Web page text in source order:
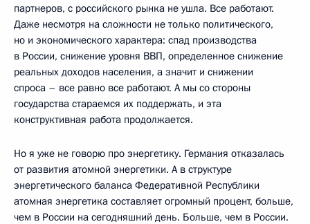
партнеров, с российского рынка не ушла. Все работают.
Даже несмотря на сложности не только политического,
но и экономического характера: спад производства
в России, снижение уровня ВВП, определенное снижение
реальных доходов населения, а значит и снижении
спроса – все равно все работают. А мы со стороны
государства стараемся их поддержать, и эта
конструктивная работа продолжается.
Но я уже не говорю про энергетику. Германия отказалась
от развития атомной энергетики. А в структуре
энергетического баланса Федеративной Республики
атомная энергетика составляет огромный процент, больше,
чем в России на сегодняшний день. Больше, чем в России.